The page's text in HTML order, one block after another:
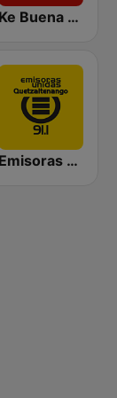
Ke Buena 91.3 FM
Emisoras Unidas Quetzaltenango 91.1